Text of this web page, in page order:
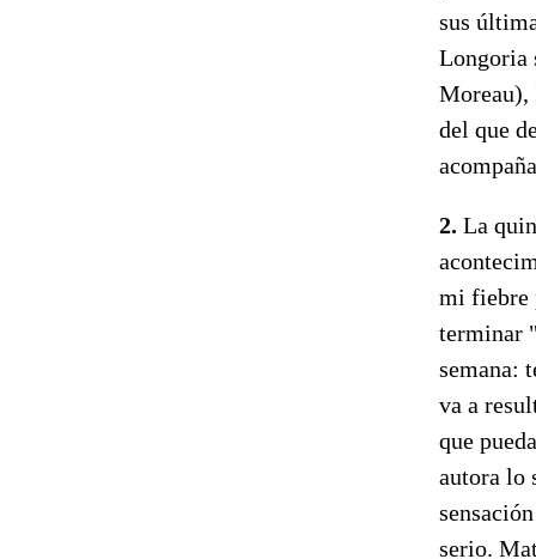
sus
Longoria
Moreau),
del que
2. La
mi fiebre
terminar
semana:
va a
que
autora lo
serio.